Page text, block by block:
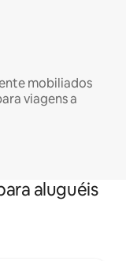
mobiliados
viagens a
aluguéis